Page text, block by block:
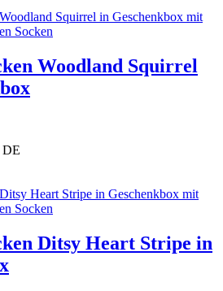
Woodland Squirrel
DE
Ditsy Heart Stripe in